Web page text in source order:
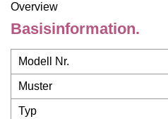
Overview
Basisinformation.
Modell Nr.
Muster
Typ